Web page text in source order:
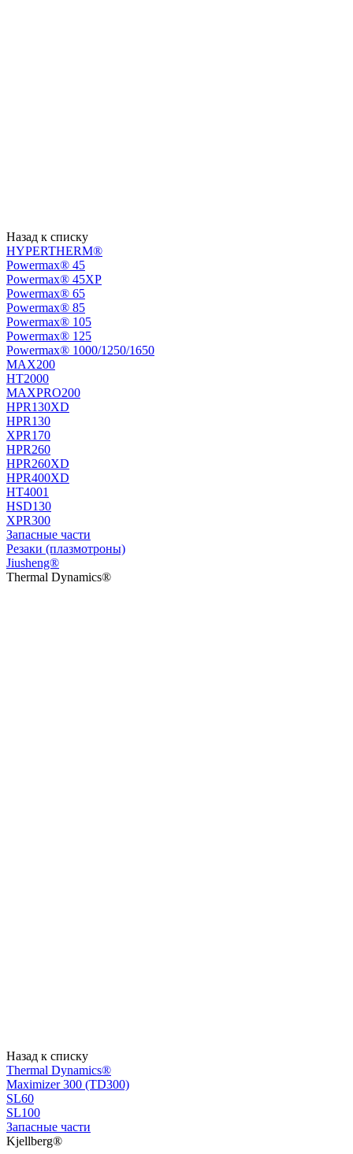
Назад к списку
HYPERTHERM®
Powermax® 45
Powermax® 45XP
Powermax® 65
Powermax® 85
Powermax® 105
Powermax® 125
Powermax® 1000/1250/1650
MAX200
HT2000
MAXPRO200
HPR130XD
HPR130
XPR170
HPR260
HPR260XD
HPR400XD
HT4001
HSD130
XPR300
Запасные части
Резаки (плазмотроны)
Jiusheng®
Thermal Dynamics®
Назад к списку
Thermal Dynamics®
Maximizer 300 (TD300)
SL60
SL100
Запасные части
Kjellberg®